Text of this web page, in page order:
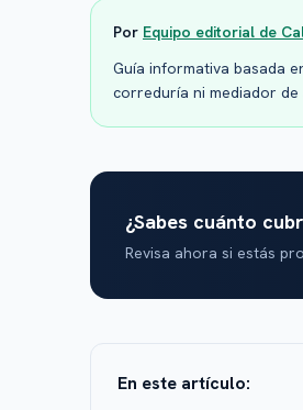
Por Equipo editorial de
Guía informativa basada
correduría ni mediador
¿Sabes cuánto
Revisa ahora si estás
En este artículo: